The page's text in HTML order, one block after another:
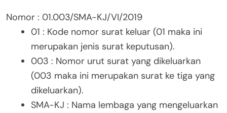
Nomor : 01.003/SMA-KJ/VI/2019
01 : Kode nomor surat keluar (01 maka ini
merupakan jenis surat keputusan).
003 : Nomor urut surat yang dikeluarkan
(003 maka ini merupakan surat ke tiga yang
dikeluarkan).
SMA-KJ : Nama lembaga yang mengeluarkan